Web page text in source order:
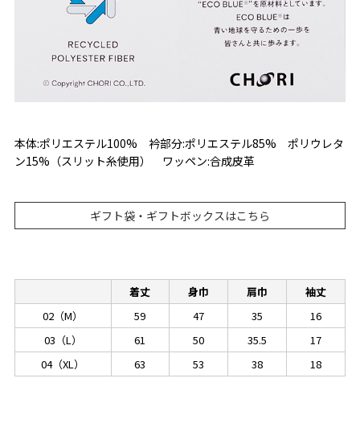
本体:ポリエステル100% 衿部分:ポリエステル85% ポリウレタ
ン15%（スリット糸使用） ワッペン:合成皮革
ギフト袋・ギフトボックスはこちら
着丈 身巾 肩巾
袖丈
02（M）
59 47 35
16
03（L）
61 50 35.5
17
04（XL）
63 53 38 18